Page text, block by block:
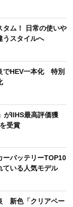
タム！ 日常の使いや
うスタイルへ
でHEV一本化 特別
がIIHS最高評価獲
受賞
ーバッテリーTOP10
ている人気モデル
新色「クリアベー